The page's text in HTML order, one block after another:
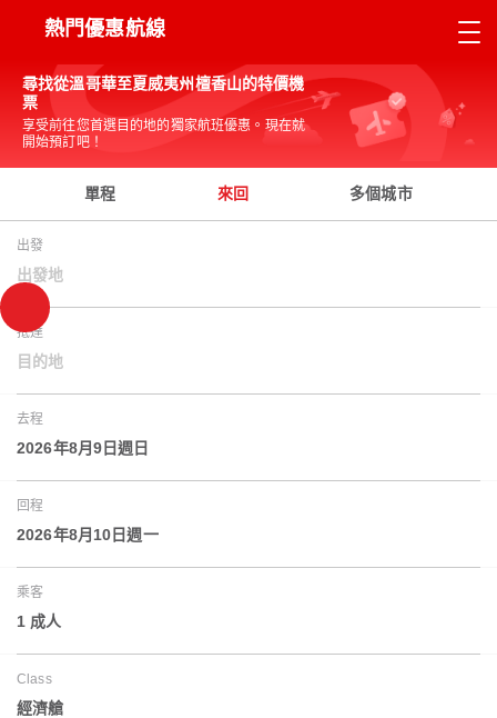
熱門優惠航線
尋找從溫哥華至夏威夷州檀香山的特價機
票
享受前往您首選目的地的獨家航班優惠。現在就
開始預訂吧！
單程 來回 多個城市
出發
出發地
抵達
目的地
去程
2026年8月9日週日
回程
2026年8月10日週一
乘客
1 成人
Class
經濟艙